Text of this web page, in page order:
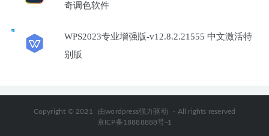
奇调色软件
WPS2023专业增强版-v12.8.2.21555 中文激活特
别版
Copyright © 2021 由wordpress强力驱动
- All rights reserved
京ICP备18888888号-1